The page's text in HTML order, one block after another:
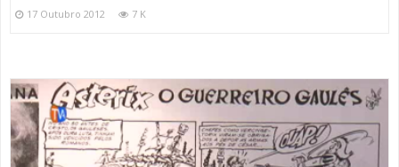
17 Outubro 2012 7 K